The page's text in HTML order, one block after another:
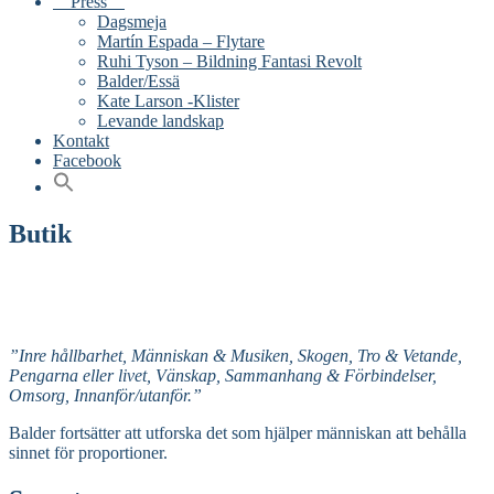
Dagsmeja
Martín Espada – Flytare
Ruhi Tyson – Bildning Fantasi Revolt
Balder/Essä
Kate Larson -Klister
Levande landskap
Kontakt
Facebook
Butik
”Inre hållbarhet, Människan & Musiken, Skogen, Tro & Vetande,
Pengarna eller livet, Vänskap, Sammanhang & Förbindelser,
Omsorg, Innanför/utanför.”
Balder fortsätter att utforska det som hjälper människan att behålla
sinnet för proportioner.